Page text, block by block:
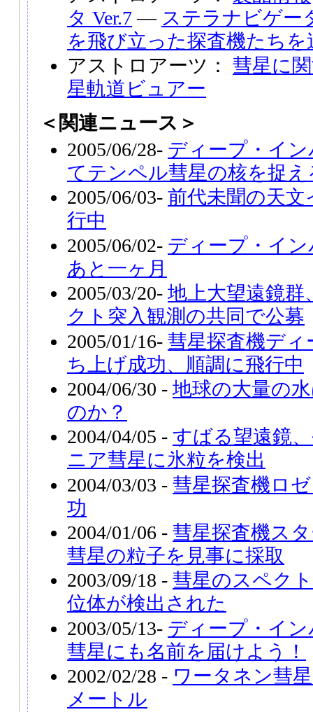
タ Ver.7― ステラナビゲー
を飛び立った探査機たちを
アストロアーツ： 彗星に
星軌道ビュアー
＜関連ニュース＞
2005/06/28- ディープ・イ
てテンペル彗星の核を捉え
2005/06/03- 前代未聞の天
行中
2005/06/02- ディープ・イ
あと一ヶ月
2005/03/20- 地上大望遠鏡
クト突入観測の共同で公募
2005/01/16- 彗星探査機デ
ち上げ成功、順調に飛行中
2004/06/30 - 地球の大量の
のか？
2004/04/05 - すばる望遠鏡
ニア彗星に氷粒を検出
2004/03/03 - 彗星探査機ロ
功
2004/01/06 - 彗星探査機ス
彗星の粒子を見事に採取
2003/09/18 - 彗星のスペク
位体が検出された
2003/05/13- ディープ・イ
彗星にも名前を届けよう！
2002/02/28 - ワータネン彗
メートル